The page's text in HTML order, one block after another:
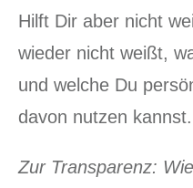
Hilft Dir aber nicht
wieder nicht weißt,
und welche Du
davon nutzen kannst.
Zur Transparenz: